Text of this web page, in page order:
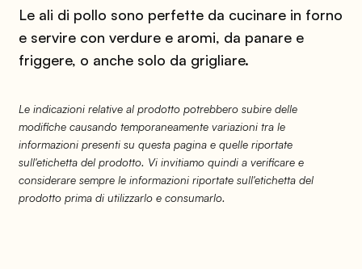
Le ali di pollo sono perfette da cucinare in forno
e servire con verdure e aromi, da panare e
friggere, o anche solo da grigliare.
Le indicazioni relative al prodotto potrebbero subire delle
modifiche causando temporaneamente variazioni tra le
informazioni presenti su questa pagina e quelle riportate
sull'etichetta del prodotto. Vi invitiamo quindi a verificare e
considerare sempre le informazioni riportate sull'etichetta del
prodotto prima di utilizzarlo e consumarlo.